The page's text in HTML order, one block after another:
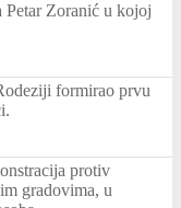
Petar Zoranić u kojoj
formirao prvu
protiv
gradovima, u